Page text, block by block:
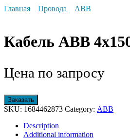
Главная
Провода АВВ
Кабель АВВ
Цена по запросу
Заказать
SKU: 1684462873 Category: АВВ
Description
Additional information